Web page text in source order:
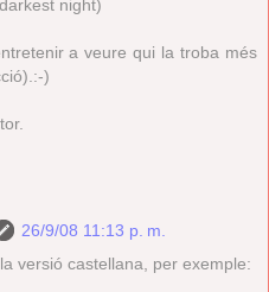
night)
a veure qui la troba més
)
26/9/08 11:13 p. m.
versió castellana, per exemple: